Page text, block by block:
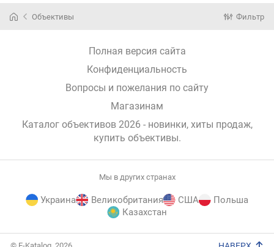
Объективы Фильтр
Полная версия сайта
Конфиденциальность
Вопросы и пожелания по сайту
Магазинам
Каталог объективов 2026 - новинки, хиты продаж,
купить объективы.
Мы в других странах
Украина Великобритания США
Польша
Казахстан